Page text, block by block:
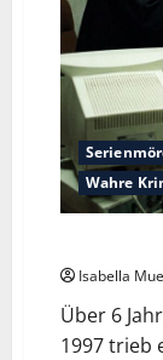
Wahre
Isabella
Über 6
1997 trieb